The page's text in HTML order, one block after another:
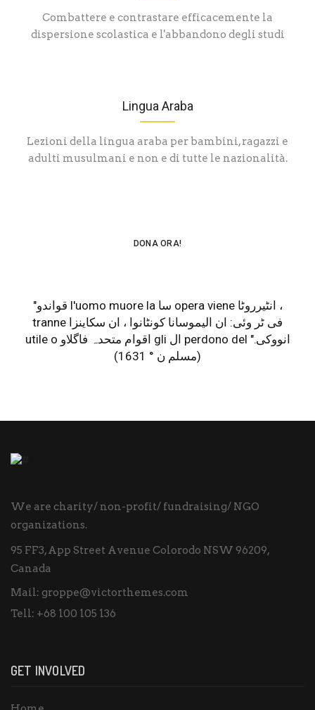
Combattere e contrastare efficacemente la
dispersione scolastica e l'abbandono degli studi
Lingua Araba
Lezioni della lingua araba per bambini, ragazzi e
adulti musulmani e non e di tutte le nazionalità.
DONA ORA!
"قواندو l'uomo muore la سا opera viene انٹیرروٹا ،
tranne فی ٹر وئی: ان الیموسانا کونٹانوا ، ان سکاینزا
utile o اقوام متحدہ فاگلاو gli ال perdono del انووکی."
(مسلم ن ° 1631)
We are charity/ non-profit/ fundraising/ NGO
organizations.
95 FF3, App Street Avenue Colorodo NSW 96209,
Canada
Mail: groppe@victorthemes.com
Tell: +68 100 105 136
GET INVOLVED